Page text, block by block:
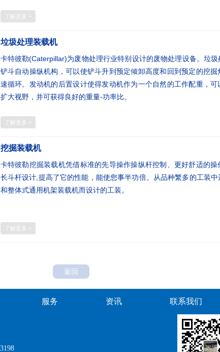
了解更多 +
垃圾处理装载机
卡特彼勒(Caterpillar)为废物处理行业特别设计的废物处理设备。垃
铲斗自动操纵机构，可以使铲斗升到预定倾卸高度和回到预定的挖掘
速循环。发动机的后置设计使得发动机作为一个自然的工作配重，可
扩大视野，并可获得良好的重量-功率比。
了解更多 +
挖掘装载机
卡特彼勒挖掘装载机凭借标准的先导操作操纵杆控制、更好舒适的操
长斗杆设计,提高了它的性能，能使您事半功倍。从品种繁多的工装
和整体式通用机架装载机而设计的工装。
了解更多 +
返回
服务 资讯 联系我们